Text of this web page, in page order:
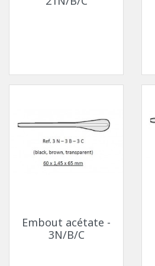
Embout acétate -
3N/B/C